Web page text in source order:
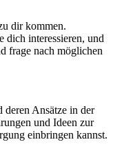
dir kommen.
interessieren, und
frage nach möglichen
Ansätze in der
und Ideen zur
einbringen kannst.